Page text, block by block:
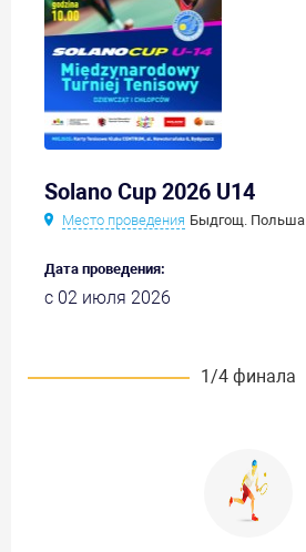
Solano Cup 2026 U14
Место проведения Быдгощ. Польша
Дата проведения:
с 02 июля 2026
1/4 финала